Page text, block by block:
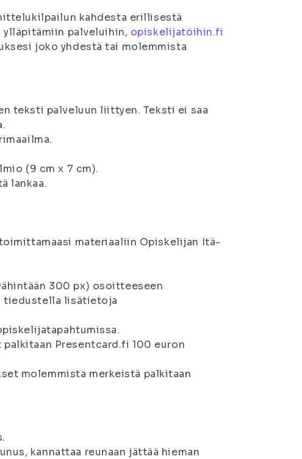
kahdesta erillisestä
palveluihin, opiskelijatöihin.fi
joko yhdestä tai molemmista
teksti palveluun liittyen. Teksti ei saa
(9 cm x 7 cm).
lankaa.
materiaaliin Opiskelijan Itä-
300 px) osoitteeseen
tiedustella lisätietoja
Presentcard.fi 100 euron
molemmista merkeistä palkitaan
kannattaa reunaan jättää hieman